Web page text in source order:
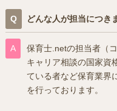
どんな人が担当につき
保育士.netの担当者（
キャリア相談の国家資
ている者など保育業界
を行っております。